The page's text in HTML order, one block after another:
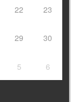
22 23
29 30
5 6